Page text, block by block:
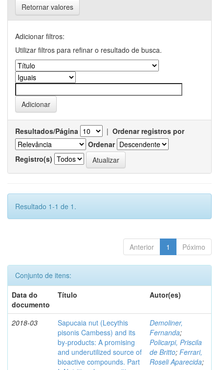
Retornar valores
Adicionar filtros:
Utilizar filtros para refinar o resultado de busca.
Resultados/Página | Ordenar registros por
Ordenar
Registro(s)
Resultado 1-1 de 1.
Anterior 1 Póximo
Conjunto de itens:
Data do
documento
Título Autor(es)
2018-03
Sapucaia nut (Lecythis
pisonis Cambess) and its
by-products: A promising
and underutilized source of
bioactive compounds. Part
Demoliner,
Fernanda;
Policarpi, Priscila
de Britto; Ferrari,
Roseli Aparecida;